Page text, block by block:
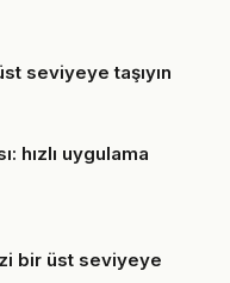
seviyeye taşıyın
hızlı uygulama
bir üst seviyeye